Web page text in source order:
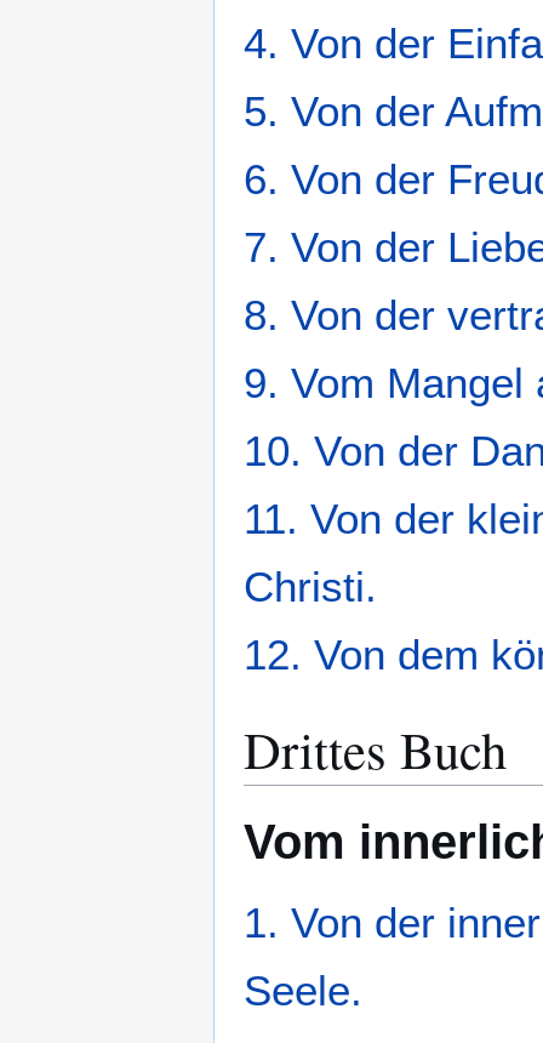
4. Von der
5. Von der
6. Von der
7. Von der
8. Von der
9. Vom Mangel
10. Von der
11. Von der
Christi.
12. Von dem
Drittes Buch
Vom
1. Von der
Seele.